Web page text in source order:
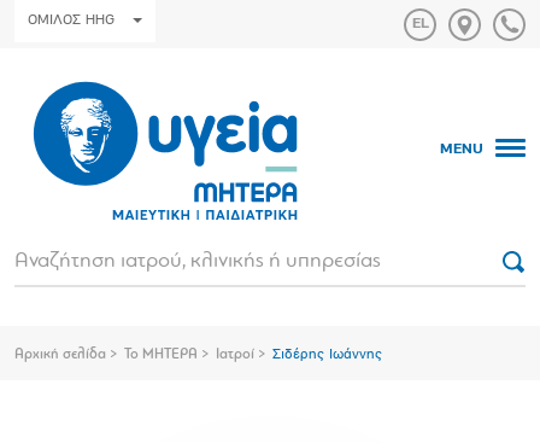
ΟΜΙΛΟΣ HHG
MENU
Αρχική σελίδα Το ΜΗΤΕΡΑ Ιατροί Σιδέρης Ιωάννης